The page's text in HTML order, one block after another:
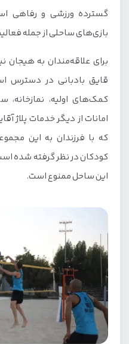
گسترده ورزشی و رفاهی
بازی‌های ساحلی از جمله
برای علاقه‌مندان به
قایق بادبانی در دسترس
کمک‌های اولیه،
امانات از دیگر خدمات پلاژ
که با فرزندان به این
کودکان در نظر گرفته شده
این ساحل ممنوع است.